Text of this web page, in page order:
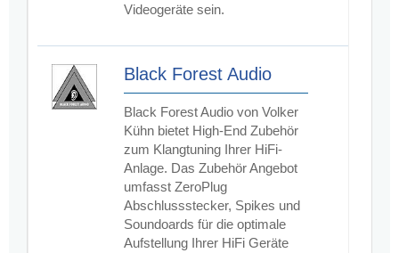
Videogeräte sein.
Black Forest Audio
Black Forest Audio von Volker
Kühn bietet High-End Zubehör
zum Klangtuning Ihrer HiFi-
Anlage. Das Zubehör Angebot
umfasst ZeroPlug
Abschlussstecker, Spikes und
Soundoards für die optimale
Aufstellung Ihrer HiFi Geräte